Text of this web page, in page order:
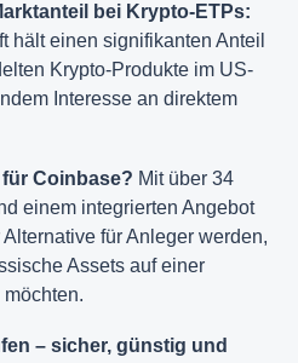
bei Krypto-ETPs:
hält einen signifikanten Anteil
Krypto-Produkte im US-
Interesse an direktem
Coinbase? Mit über 34
einem integrierten Angebot
für Anleger werden,
Assets auf einer
– sicher, günstig und